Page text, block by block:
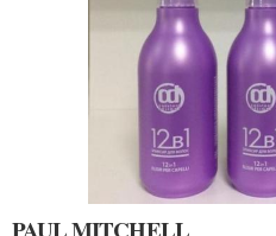
PAUL MITCHELL